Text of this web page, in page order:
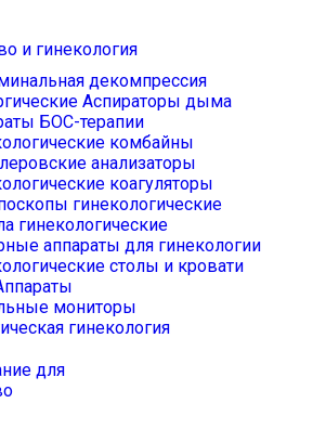
и гинекология
декомпрессия
Аспираторы дыма
БОС-терапии
комбайны
анализаторы
коагуляторы
гинекологические
гинекологические
аппараты для гинекологии
столы и кровати
мониторы
гинекология
для